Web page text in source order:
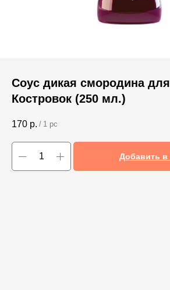
Соус дикая смородина
Костровок (250 мл.)
170 р. / 1 pc
Добавить в